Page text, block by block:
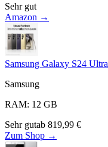
Sehr gut
Amazon →
Samsung Galaxy S24 Ultra
Samsung
RAM: 12 GB
Sehr gutab 819,99 €
Zum Shop →